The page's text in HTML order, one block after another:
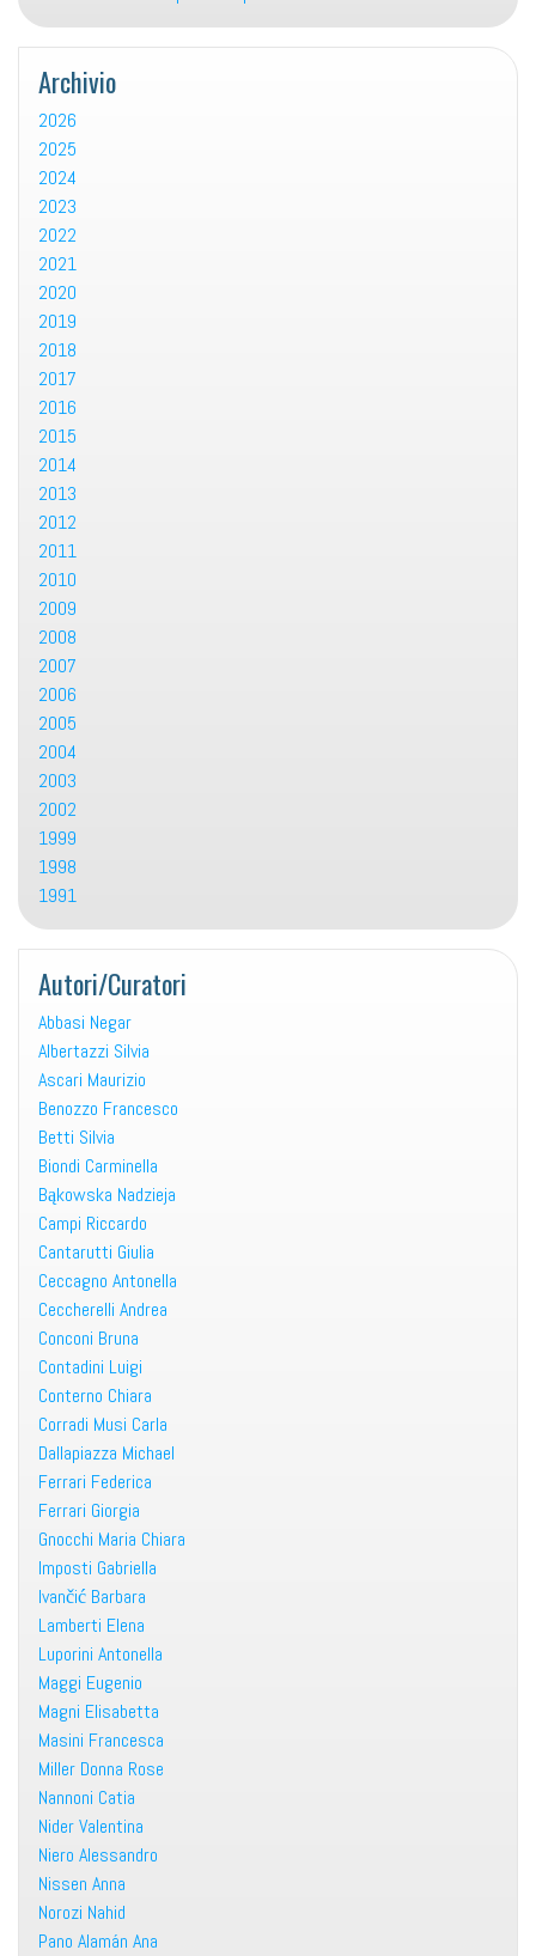
Archivio
2026
2025
2024
2023
2022
2021
2020
2019
2018
2017
2016
2015
2014
2013
2012
2011
2010
2009
2008
2007
2006
2005
2004
2003
2002
1999
1998
1991
Autori/Curatori
Abbasi Negar
Albertazzi Silvia
Ascari Maurizio
Benozzo Francesco
Betti Silvia
Biondi Carminella
Bąkowska Nadzieja
Campi Riccardo
Cantarutti Giulia
Ceccagno Antonella
Ceccherelli Andrea
Conconi Bruna
Contadini Luigi
Conterno Chiara
Corradi Musi Carla
Dallapiazza Michael
Ferrari Federica
Ferrari Giorgia
Gnocchi Maria Chiara
Imposti Gabriella
Ivančić Barbara
Lamberti Elena
Luporini Antonella
Maggi Eugenio
Magni Elisabetta
Masini Francesca
Miller Donna Rose
Nannoni Catia
Nider Valentina
Niero Alessandro
Nissen Anna
Norozi Nahid
Pano Alamán Ana